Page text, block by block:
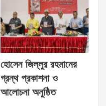
হোসেন জিল্লুর রহমানের
গ্রন্থ প্রকাশনা ও
আলোচনা অনুষ্ঠিত